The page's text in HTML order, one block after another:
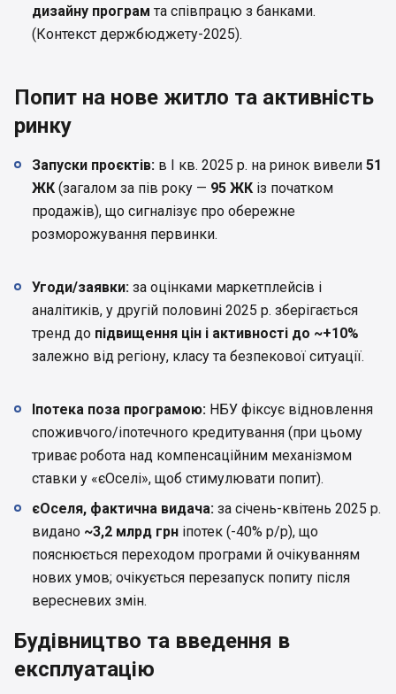
дизайну програм та співпрацю з банками.
(Контекст держбюджету-2025).
Попит на нове житло та активність
ринку
Запуски проєктів: в І кв. 2025 р. на ринок вивели 51
ЖК (загалом за пів року — 95 ЖК із початком
продажів), що сигналізує про обережне
розморожування первинки.
Угоди/заявки: за оцінками маркетплейсів і
аналітиків, у другій половині 2025 р. зберігається
тренд до підвищення цін і активності до ~+10%
залежно від регіону, класу та безпекової ситуації.
Іпотека поза програмою: НБУ фіксує відновлення
споживчого/іпотечного кредитування (при цьому
триває робота над компенсаційним механізмом
ставки у «єОселі», щоб стимулювати попит).
єОселя, фактична видача: за січень-квітень 2025 р.
видано ~3,2 млрд грн іпотек (-40% р/р), що
пояснюється переходом програми й очікуванням
нових умов; очікується перезапуск попиту після
вересневих змін.
Будівництво та введення в
експлуатацію